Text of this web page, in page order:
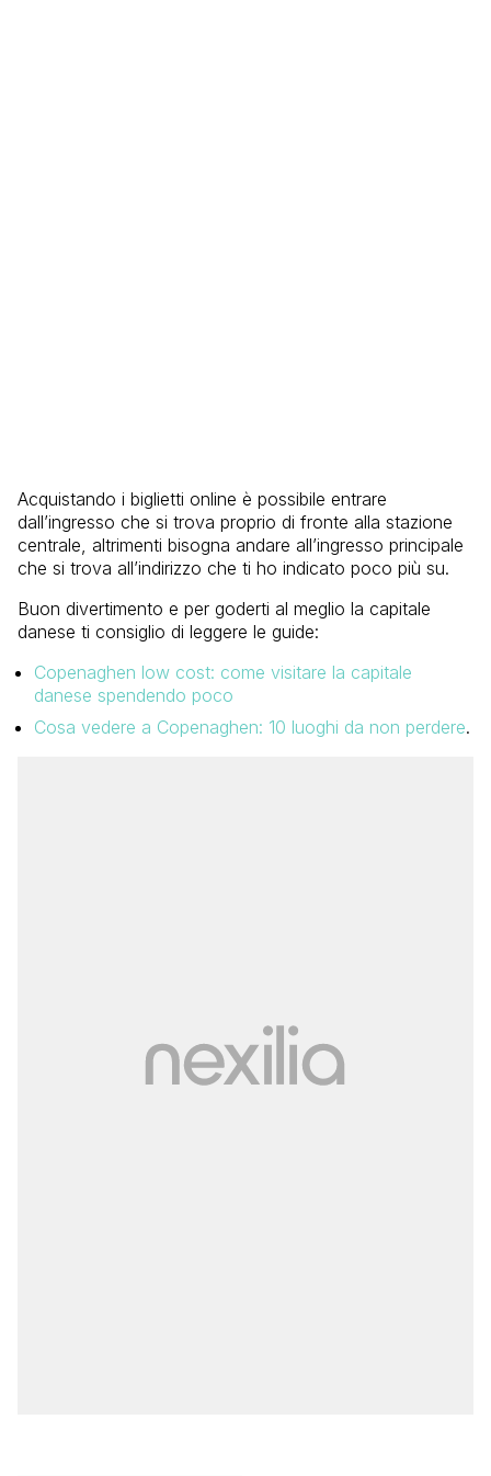
Acquistando i biglietti online è possibile entrare
dall’ingresso che si trova proprio di fronte alla stazione
centrale, altrimenti bisogna andare all’ingresso principale
che si trova all’indirizzo che ti ho indicato poco più su.
Buon divertimento e per goderti al meglio la capitale
danese ti consiglio di leggere le guide:
Copenaghen low cost: come visitare la capitale
danese spendendo poco
Cosa vedere a Copenaghen: 10 luoghi da non perdere.